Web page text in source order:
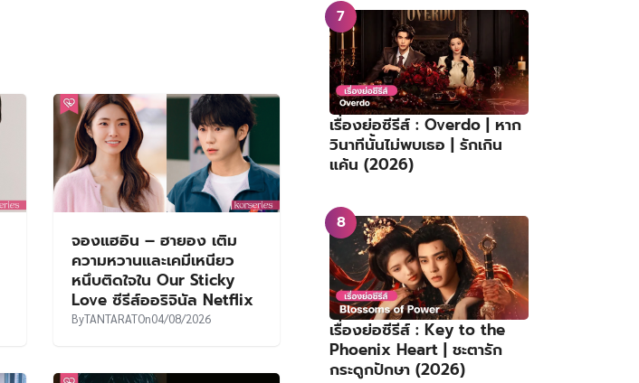
จองแฮอิน – ฮายอง เติม
ความหวานและเคมีเหนียว
หนึบติดใจใน Our Sticky
Love ซีรีส์ออริจินัล Netflix
ByTANTARATOn04/08/2026
เรื่องย่อซีรีส์ : Overdo | หาก
วินาทีนั้นไม่พบเธอ | รักเกิน
แค้น (2026)
เรื่องย่อซีรีส์ : Key to the
Phoenix Heart | ชะตารัก
กระดูกปักษา (2026)